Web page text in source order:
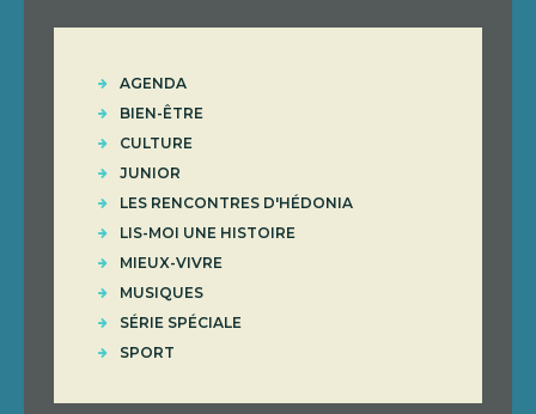
AGENDA
BIEN-ÊTRE
CULTURE
JUNIOR
LES RENCONTRES D'HÉDONIA
LIS-MOI UNE HISTOIRE
MIEUX-VIVRE
MUSIQUES
SÉRIE SPÉCIALE
SPORT